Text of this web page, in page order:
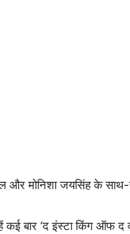
और मोनिशा जयसिंह के साथ-
कई बार ‘द इंस्टा किंग ऑफ